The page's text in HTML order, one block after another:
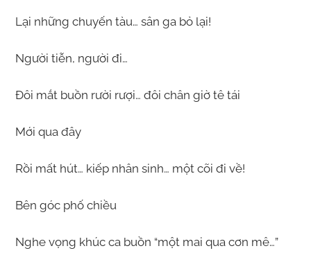
Lại những chuyến tàu… sân ga bỏ lại!
Người tiễn, người đi…
Đôi mắt buồn rười rượi… đôi chân giờ tê tái
Mới qua đây
Rồi mất hút… kiếp nhân sinh… một cõi đi về!
Bên góc phố chiều
Nghe vọng khúc ca buồn “một mai qua cơn mê…”